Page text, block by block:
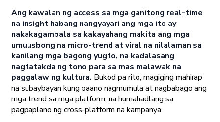
Ang kawalan ng access sa mga ganitong real-time
na insight habang nangyayari ang mga ito ay
nakakagambala sa kakayahang makita ang mga
umuusbong na micro-trend at viral na nilalaman sa
kanilang mga bagong yugto, na kadalasang
nagtatakda ng tono para sa mas malawak na
paggalaw ng kultura. Bukod pa rito, magiging mahirap
na subaybayan kung paano nagmumula at nagbabago ang
mga trend sa mga platform, na humahadlang sa
pagpaplano ng cross-platform na kampanya.